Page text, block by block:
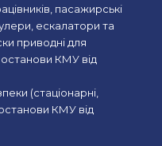
пасажирські
ескалатори та
приводні для
КМУ від
(стаціонарні,
КМУ від